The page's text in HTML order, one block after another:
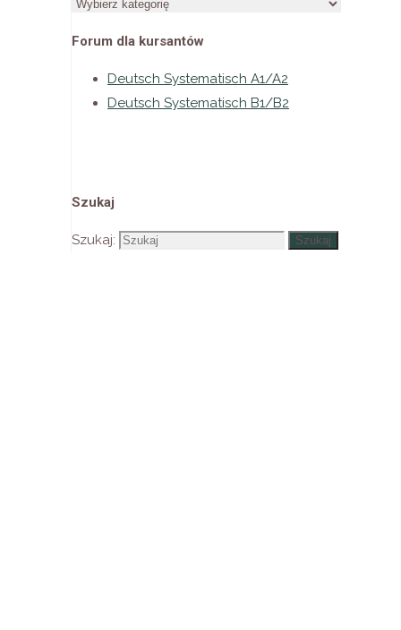
Forum dla kursantów
Deutsch Systematisch A1/A2
Deutsch Systematisch B1/B2
Szukaj
Szukaj: Szukaj